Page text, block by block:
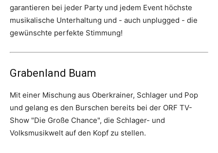
garantieren bei jeder Party und jedem Event höchste
musikalische Unterhaltung und - auch unplugged - die
gewünschte perfekte Stimmung!
Grabenland Buam
Mit einer Mischung aus Oberkrainer, Schlager und Pop
und gelang es den Burschen bereits bei der ORF TV-
Show "Die Große Chance", die Schlager- und
Volksmusikwelt auf den Kopf zu stellen.